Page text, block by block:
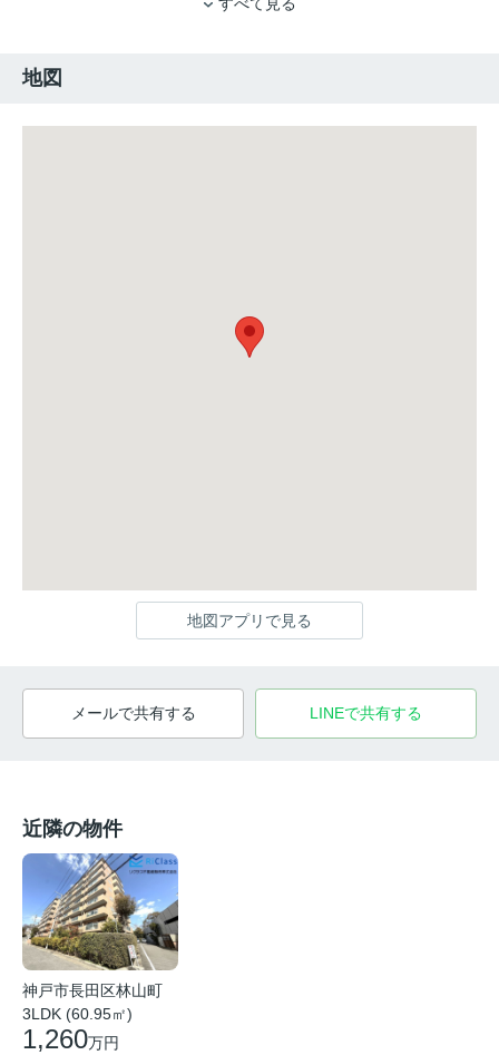
地図
地図アプリで見る
メールで共有する LINEで共有する
近隣の物件
神戸市長田区林山町
3LDK (60.95㎡)
1,260万円